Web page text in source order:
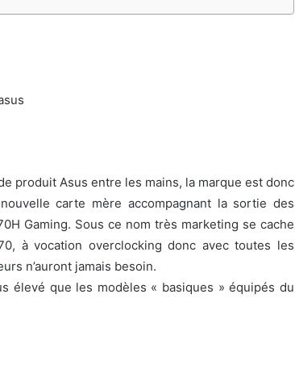
produit Asus entre les mains, la marque est donc
carte mère accompagnant la sortie des
Gaming. Sous ce nom très marketing se cache
à vocation overclocking donc avec toutes les
n’auront jamais besoin.
élevé que les modèles « basiques » équipés du